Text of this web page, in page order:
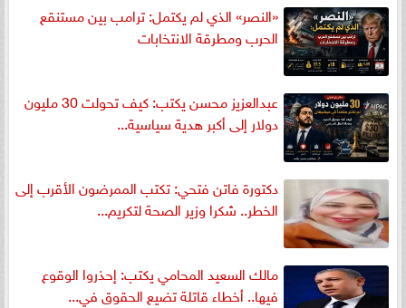
«النصر» الذي لم يكتمل: ترامب بين مستنقع
الحرب ومطرقة الانتخابات
عبدالعزيز محسن يكتب: كيف تحولت 30 مليون
دولار إلى أكبر هدية سياسية...
دكتورة فاتن فتحي: تكتب الممرضون الأقرب إلى
الخطر.. شكرا وزير الصحة لتكريم...
مالك السعيد المحامي يكتب: إحذروا الوقوع
فيها.. أخطاء قاتلة تضيع الحقوق في...